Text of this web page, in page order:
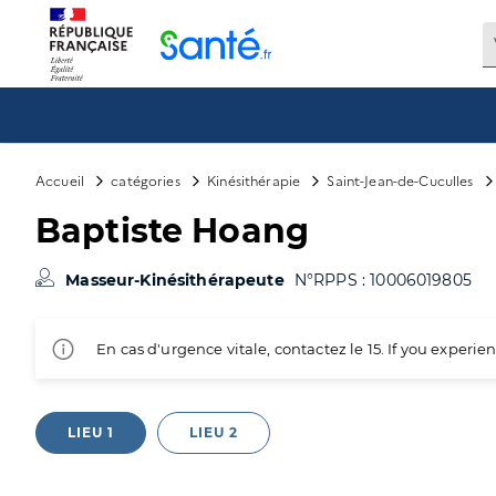
Accueil catégories Kinésithérapie Saint-Jean-de-Cuculles
Baptiste Hoang
Masseur-Kinésithérapeute N°RPPS : 10006019805
En cas d'urgence vitale, contactez le 15. If you
LIEU 1 LIEU 2
Panneau de gestion des cookies